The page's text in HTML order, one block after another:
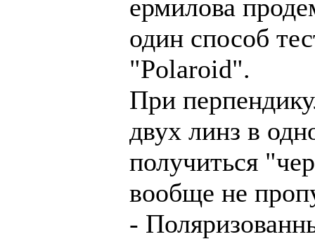
ермилова
один способ
"Polaroid".
При
двух линз в
получиться
вообще не
-